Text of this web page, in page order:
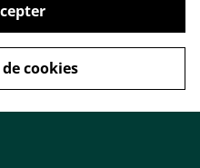
cookies